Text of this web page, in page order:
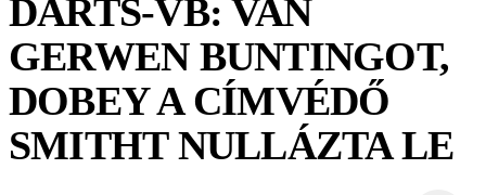
DARTS-VB: VAN
GERWEN BUNTINGOT,
DOBEY A CÍMVÉDŐ
SMITHT NULLÁZTA LE